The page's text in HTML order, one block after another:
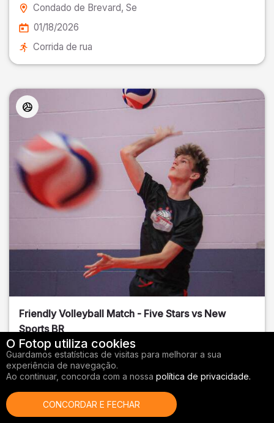
Condado de Brevard, Se
01/18/2026
Corrida de rua
Friendly Volleyball Match - Five Stars vs New
Sports BR
Orange County, FL
01/14/2026
O Fotop utiliza cookies
Guardamos estatísticas de visitas para melhorar a sua
experiência de navegação.
Ao continuar, concorda com a nossa política de privacidade.
CONCORDAR E FECHAR